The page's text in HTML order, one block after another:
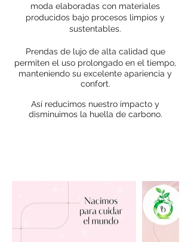
moda elaboradas con materiales
producidos bajo procesos limpios y
sustentables.
Prendas de lujo de alta calidad que
permiten el uso prolongado en el tiempo,
manteniendo su excelente apariencia y
confort.
Así reducimos nuestro impacto y
disminuimos la huella de carbono.